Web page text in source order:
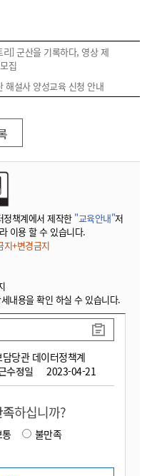
리] 군산을 기록하다, 영상 제
집
해설사 양성교육 신청 안내
정책계에서 제작한 "교육안내"저
이용 할 수 있습니다.
지+변경금지
내용을 확인 하실 수 있습니다.
당관 데이터정책계
수정일 2023-04-21
하십니까?
통
불만족